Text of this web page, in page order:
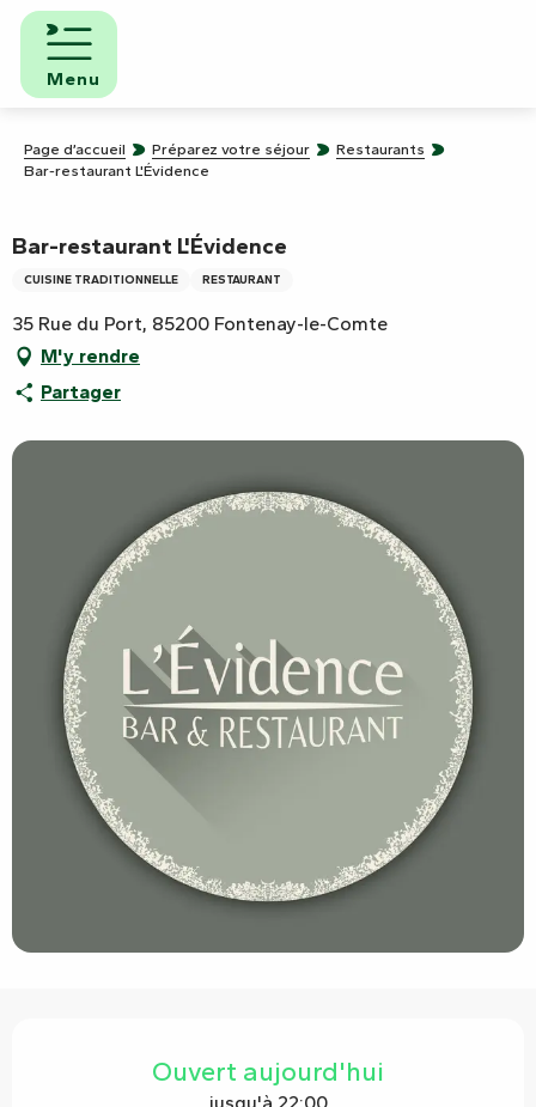
Aller
contenu
principal
Menu
Page d’accueil Préparez votre séjour
Restaurants
Bar-restaurant L'Évidence
Bar-restaurant L'Évidence
CUISINE TRADITIONNELLE RESTAURANT
35 Rue du Port, 85200 Fontenay-le-Comte
M'y rendre
Partager
Ouvert aujourd'hui